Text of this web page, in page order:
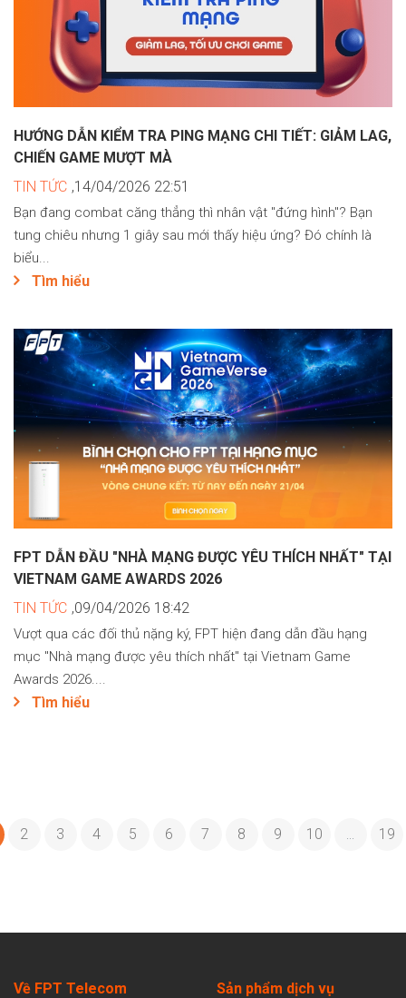
HƯỚNG DẪN KIỂM TRA PING MẠNG CHI TIẾT: GIẢM LAG,
CHIẾN GAME MƯỢT MÀ
TIN TỨC ,14/04/2026 22:51
Bạn đang combat căng thẳng thì nhân vật "đứng hình"? Bạn
tung chiêu nhưng 1 giây sau mới thấy hiệu ứng? Đó chính là
biểu...
Tìm hiểu
FPT DẪN ĐẦU "NHÀ MẠNG ĐƯỢC YÊU THÍCH NHẤT" TẠI
VIETNAM GAME AWARDS 2026
TIN TỨC ,09/04/2026 18:42
Vượt qua các đối thủ nặng ký, FPT hiện đang dẫn đầu hạng
mục "Nhà mạng được yêu thích nhất" tại Vietnam Game
Awards 2026....
Tìm hiểu
2 3 4 5 6 7 8 9 10 19
Về FPT Telecom Sản phẩm dịch vụ